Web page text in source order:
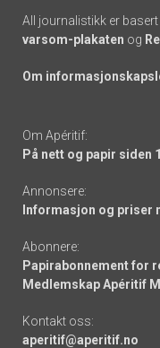
All journalistikk er basert
varsom-plakaten og
Om
Om Apéritif:
På nett og papir siden
Annonsere:
Informasjon og priser
Abonnere:
Papirabonnement for
Medlemskap Apéritif
Kontakt oss:
aperitif@aperitif.no